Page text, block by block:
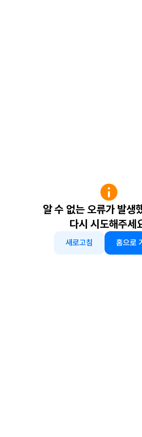
알 수 없는 오류가 발생
다시 시도해주세
새로고침 홈으로